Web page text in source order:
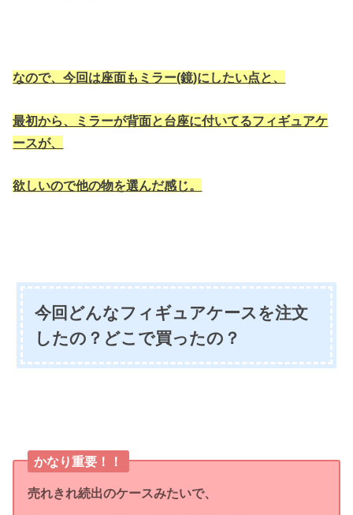
なので、今回は座面もミラー(鏡)にしたい点と、
最初から、ミラーが背面と台座に付いてるフィギュアケ
ースが、
欲しいので他の物を選んだ感じ。
今回どんなフィギュアケースを注文
したの？どこで買ったの？
かなり重要！！
売れきれ続出のケースみたいで、